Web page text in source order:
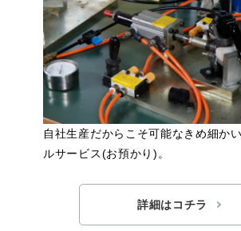
自社生産だからこそ可能なきめ細か
ルサービス(お預かり)。
詳細はコチラ